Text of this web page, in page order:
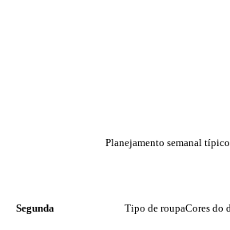
Planejamento semanal
Segunda Tipo de roupaCores do